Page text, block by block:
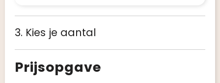
3. Kies je aantal
Prijsopgave